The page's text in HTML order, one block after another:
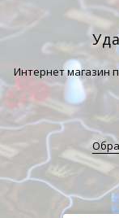
Интернет магазин